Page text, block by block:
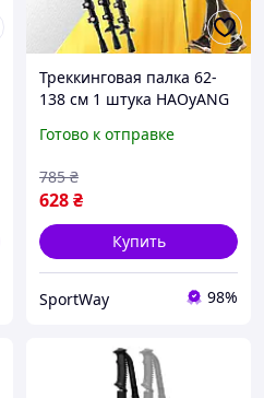
Треккинговая палка 62-
138 см 1 штука HAOyANG
ходьбы легкая прочная с
Готово к отправке
628₴
785 ₴
Купить
SportWay 98%